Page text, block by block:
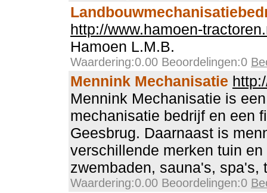
http://www.hamoen-
Hamoen L.M.B.
Waardering:0.00 Beoordelingen:0
Mennink Mechanisatie
Mennink Mechanisatie is
mechanisatie bedrijf en een
Geesbrug. Daarnaast is
verschillende merken tuin
zwembaden, sauna's, spa's,
Waardering:0.00 Beoordelingen:0